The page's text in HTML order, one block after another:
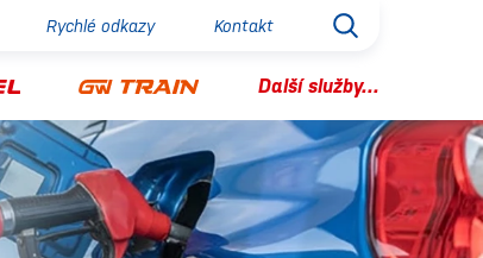
Rychlé odkazy Kontakt
Další služby...